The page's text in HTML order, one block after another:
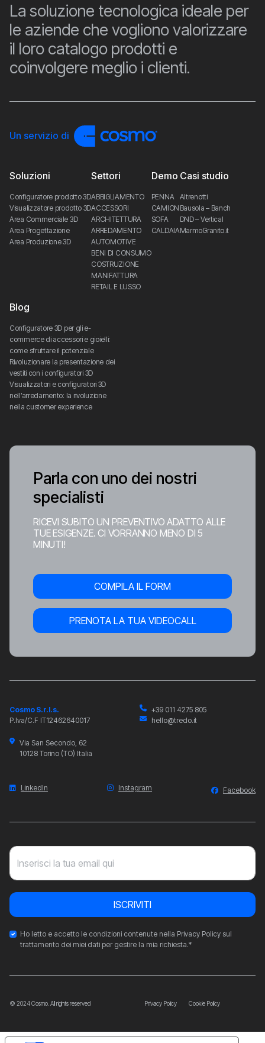
La soluzione tecnologica ideale per
le aziende che vogliono valorizzare
il loro catalogo prodotti e
coinvolgere meglio i clienti.
Un servizio di
Soluzioni
Configuratore prodotto 3D
Visualizzatore prodotto 3D
Area Commerciale 3D
Area Progettazione
Area Produzione 3D
Settori
ABBIGLIAMENTO
ACCESSORI
ARCHITETTURA
ARREDAMENTO
AUTOMOTIVE
BENI DI CONSUMO
COSTRUZIONE
MANIFATTURA
RETAIL E LUSSO
Demo
PENNA
CAMION
SOFA
CALDAIA
Casi studio
Altrenotti
Bausola – Banch
DND – Vertical
MarmoGranito.it
Blog
Configuratore 3D per gli e-
commerce di accessori e gioielli:
come sfruttare il potenziale
Rivoluzionare la presentazione dei
vestiti con i configuratori 3D
Visualizzatori e configuratori 3D
nell’arredamento: la rivoluzione
nella customer experience
Parla con uno dei nostri
specialisti
RICEVI SUBITO UN PREVENTIVO ADATTO ALLE
TUE ESIGENZE. CI VORRANNO MENO DI 5
MINUTI!
COMPILA IL FORM
PRENOTA LA TUA VIDEOCALL
Cosmo S.r.l.s.
P.Iva/C.F IT12462640017
+39 011 4275 805
hello@tredo.it
Via San Secondo, 62
10128 Torino (TO) Italia
LinkedIn Instagram Facebook
Inserisci la tua email qui
ISCRIVITI
Ho letto e accetto le condizioni contenute nella Privacy Policy sul
trattamento dei miei dati per gestire la mia richiesta.*
© 2024 Cosmo. All rights reserved Privacy Policy Cookie Policy